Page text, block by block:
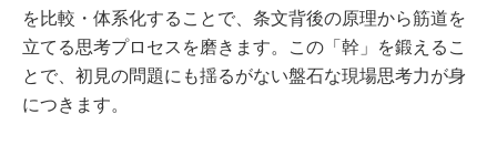
を比較・体系化することで、条文背後の原理から筋道を
立てる思考プロセスを磨きます。この「幹」を鍛えるこ
とで、初見の問題にも揺るがない盤石な現場思考力が身
につきます。